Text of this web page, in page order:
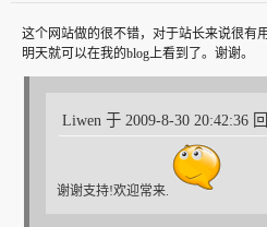
这个网站做的很不错，对于站长来说很有
明天就可以在我的blog上看到了。谢谢。
Liwen 于 2009-8-30 20:42:36
谢谢支持!欢迎常来.